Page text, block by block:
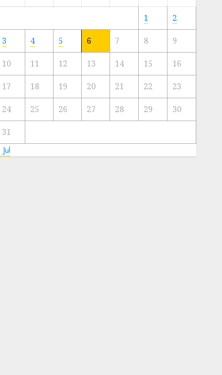
Artis
Kota
23/11/2024
0
1 2
3 4 5 6 7 8 9
10 11 12 13 14 15 16
17 18 19 20 21 22 23
24 25 26 27 28 29 30
31